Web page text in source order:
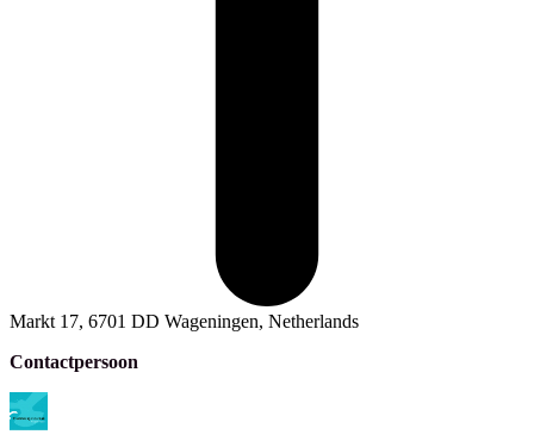
Markt 17, 6701 DD Wageningen, Netherlands
Contactpersoon